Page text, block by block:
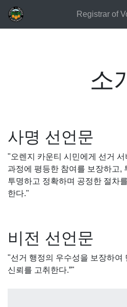
Registrar of
소
사명 선언문
"오렌지 카운티 시민에게 선거
과정에 평등한 참여를 보장하고,
투명하고 정확하며 공정한 절차
한다."
비전 선언문
"선거 행정의 우수성을 보장하여
신뢰를 고취한다.”"